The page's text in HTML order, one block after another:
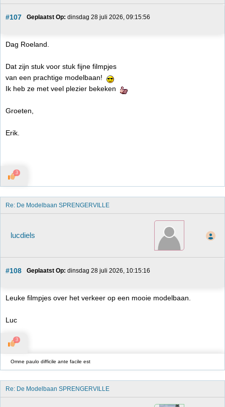
#107 Geplaatst Op: dinsdag 28 juli 2026, 09:15:56
Dag Roeland.
Dat zijn stuk voor stuk fijne filmpjes
van een prachtige modelbaan!
Ik heb ze met veel plezier bekeken
Groeten,
Erik.
3
Re: De Modelbaan SPRENGERVILLE
lucdiels
#108 Geplaatst Op: dinsdag 28 juli 2026, 10:15:16
Leuke filmpjes over het verkeer op een mooie modelbaan.
Luc
3
Omne paulo difficile ante facile est
Re: De Modelbaan SPRENGERVILLE